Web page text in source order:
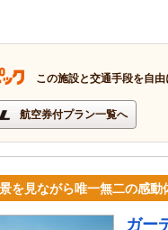
この施設と交通手段を自
航空券付プラン一覧へ
を見ながら唯一無二の感
ガー